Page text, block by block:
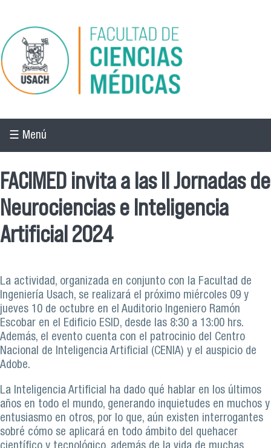
Pasar al contenido principal
☰ Menú
FACIMED invita a las II Jornadas de
Neurociencias e Inteligencia
Artificial 2024
La actividad, organizada en conjunto con la Facultad de
Ingeniería Usach, se realizará el próximo miércoles 09 y
jueves 10 de octubre en el Auditorio Ingeniero Ramón
Escobar en el Edificio ESID, desde las 8:30 a 13:00 hrs.
Además, el evento cuenta con el patrocinio del Centro
Nacional de Inteligencia Artificial (CENIA) y el auspicio de
Adobe.
La Inteligencia Artificial ha dado qué hablar en los últimos
años en todo el mundo, generando inquietudes en muchos y
entusiasmo en otros, por lo que, aún existen interrogantes
sobré cómo se aplicará en todo ámbito del quehacer